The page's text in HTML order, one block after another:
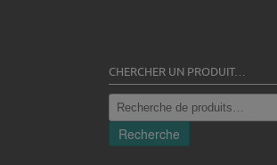
CHERCHER UN PRODUIT…
Recherche
pour :
Recherche